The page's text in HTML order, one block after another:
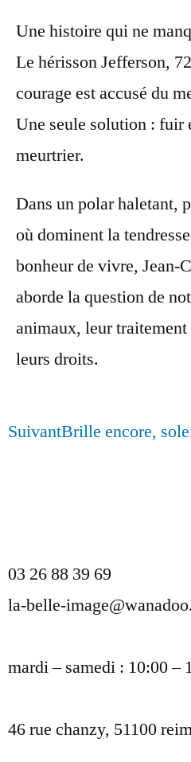
Une histoire qui ne
Le hérisson Jefferson,
courage est accusé du
Une seule solution : fuir
meurtrier.
Dans un polar haletant,
où dominent la
bonheur de vivre, Jean-
aborde la question de
animaux, leur
leurs droits.
SuivantBrille encore,
03 26 88 39 69
la-belle-
mardi – samedi : 10:00 –
46 rue chanzy, 51100